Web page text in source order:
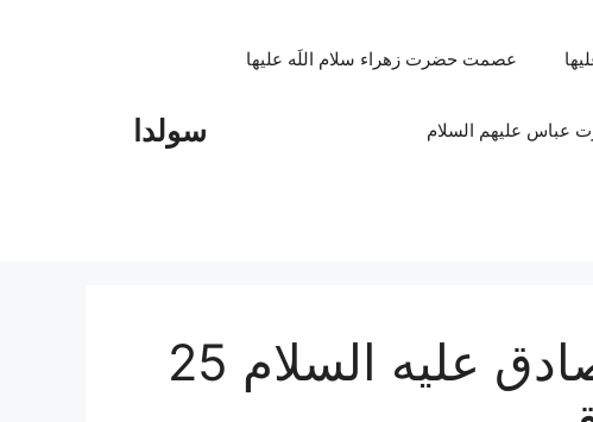
سولدا
عصمت حضرت زهراء سلام اللَه علیها
عباس علیهم السلام
روضه شهادت امام صادق علیه السلام 25